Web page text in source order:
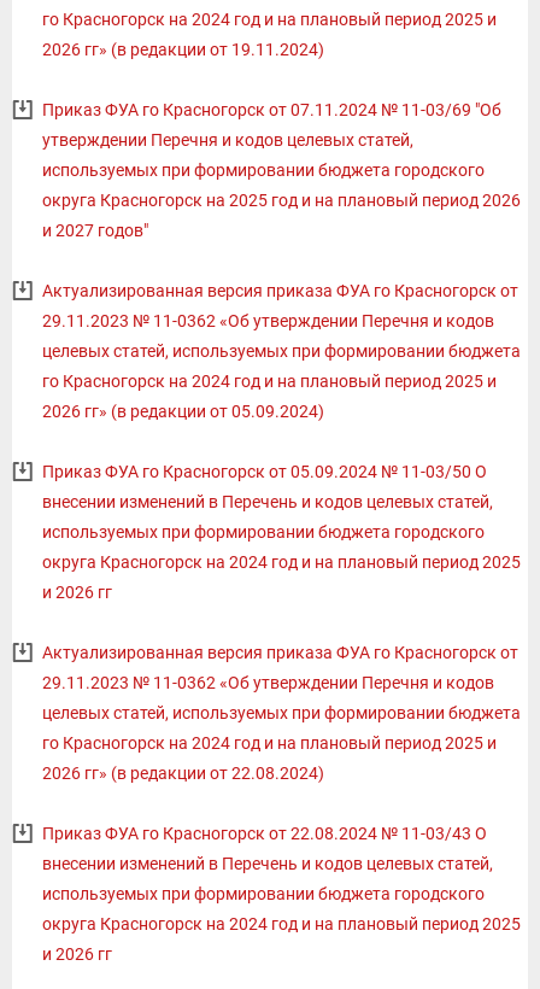
го Красногорск на 2024 год и на плановый период 2025 и
2026 гг» (в редакции от 19.11.2024)
Приказ ФУА го Красногорск от 07.11.2024 № 11-03/69 "Об
утверждении Перечня и кодов целевых статей,
используемых при формировании бюджета городского
округа Красногорск на 2025 год и на плановый период 2026
и 2027 годов"
Актуализированная версия приказа ФУА го Красногорск от
29.11.2023 № 11-0362 «Об утверждении Перечня и кодов
целевых статей, используемых при формировании бюджета
го Красногорск на 2024 год и на плановый период 2025 и
2026 гг» (в редакции от 05.09.2024)
Приказ ФУА го Красногорск от 05.09.2024 № 11-03/50 О
внесении изменений в Перечень и кодов целевых статей,
используемых при формировании бюджета городского
округа Красногорск на 2024 год и на плановый период 2025
и 2026 гг
Актуализированная версия приказа ФУА го Красногорск от
29.11.2023 № 11-0362 «Об утверждении Перечня и кодов
целевых статей, используемых при формировании бюджета
го Красногорск на 2024 год и на плановый период 2025 и
2026 гг» (в редакции от 22.08.2024)
Приказ ФУА го Красногорск от 22.08.2024 № 11-03/43 О
внесении изменений в Перечень и кодов целевых статей,
используемых при формировании бюджета городского
округа Красногорск на 2024 год и на плановый период 2025
и 2026 гг